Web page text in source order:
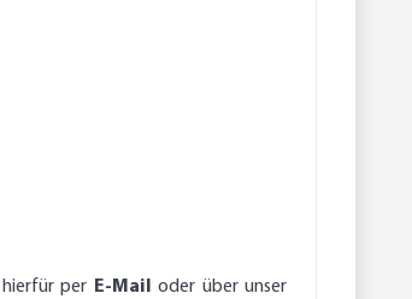
per E-Mail
oder über unser